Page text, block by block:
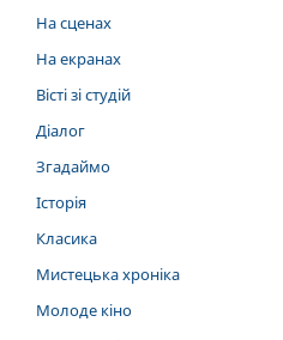
На сценах
На екранах
Вісті зі студій
Діалог
Згадаймо
Історія
Класика
Мистецька хроніка
Молоде кіно